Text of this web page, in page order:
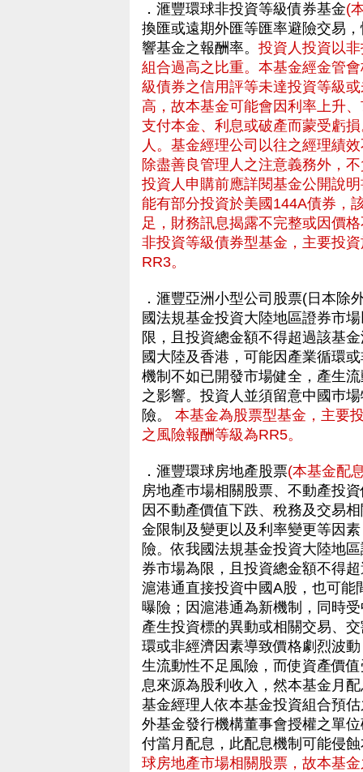
．滙豐環球非投資等級債券基金(
換匯或遠期外匯等匯率避險交易
響基金之報酬率。 投資人投資以
組合過高之比重。本基金經金管
級債券之信用評等未達投資等級
高，故本基金可能會因利率上升
支付本金、利息或破產而蒙受虧
人。基金經理公司以往之經理績
除盡善良管理人之注意義務外，
投資人申購前應詳閱基金公開說
能有部分投資於美國144A債券，
足，財務訊息揭露不完整或因價
非投資等級債券型基金，主要投
RR3。
．滙豐亞洲小型公司股票(日本除
國法規基金投資大陸地區證券市
限，且投資總金額不得超過該基
國大陸及香港，可能因產業循環
機制不如已開發市場健全，產生
之影響。投資人並須留意中國巿
險。 本基金為股票型基金，主要
之風險報酬等級為RR5。
．滙豐環球房地產股票(本基金配
房地產巿場相關股票、不動產投
因不動產價值下跌、稅務及交易
金限制及變更以及利率變更等因
險。依我國法規基金投資大陸地
券市場為限，且投資總金額不得
滬港通直接投資中國A股，也可
曝險；因滬港通為新機制，同時
產生投資標的異動或相關交易、
環或非經濟因素導致價格劇烈波
生流動性不足風險，而使資產價
息來源為股利收入，然本基金月
基金經理人依本基金投資組合預
外基金發行機構董事會授權之單
付當月配息，此配息機制可能侵
球房地產市場相關股票，故本基